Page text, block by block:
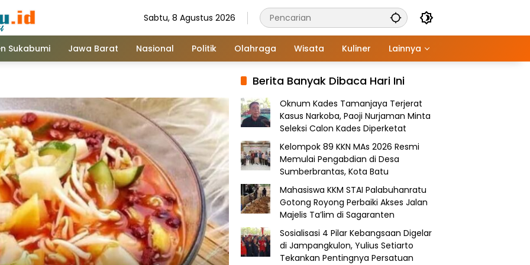
Sabtu, 8 Agustus 2026
Sukabumi Jawa Barat Nasional Politik Olahraga Wisata Kuliner Lainnya
Berita Banyak Dibaca Hari Ini
Oknum Kades Tamanjaya Terjerat
Kasus Narkoba, Paoji Nurjaman Minta
Seleksi Calon Kades Diperketat
Kelompok 89 KKN MAs 2026 Resmi
Memulai Pengabdian di Desa
Sumberbrantas, Kota Batu
Mahasiswa KKM STAI Palabuhanratu
Gotong Royong Perbaiki Akses Jalan
Majelis Ta’lim di Sagaranten
Sosialisasi 4 Pilar Kebangsaan Digelar
di Jampangkulon, Yulius Setiarto
Tekankan Pentingnya Persatuan